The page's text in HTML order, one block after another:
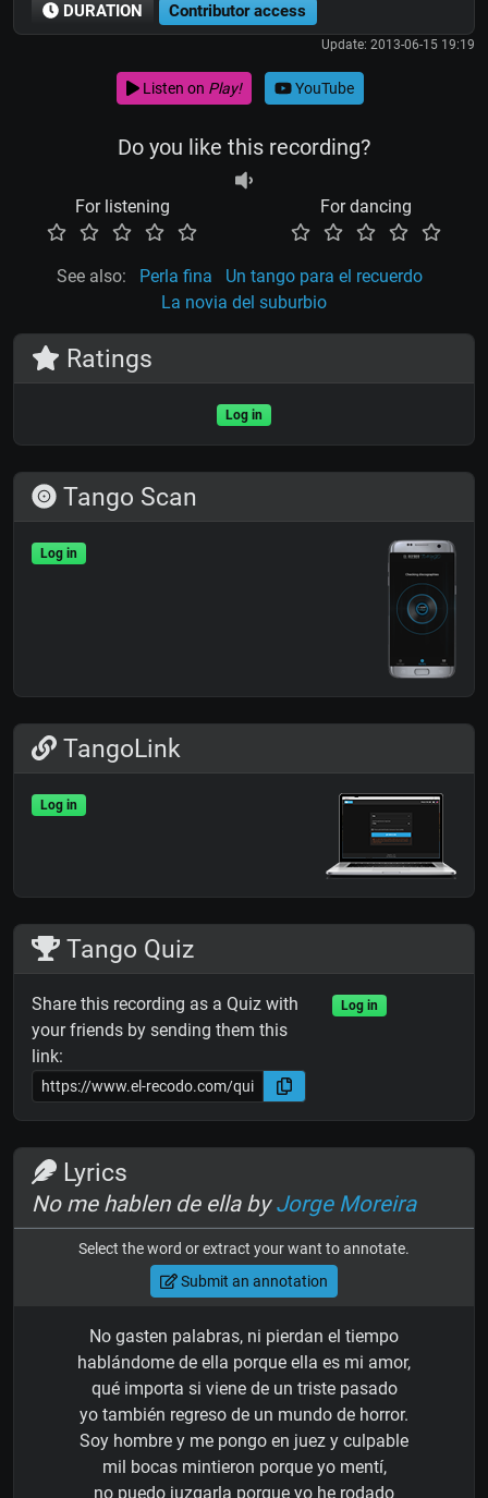
DURATION Contributor access
Update: 2013-06-15 19:19
Listen on Play! YouTube
Do you like this recording?
For listening For dancing
See also: Perla fina
Un tango para el recuerdo
La novia del suburbio
Ratings
Log in
Tango Scan
Log in
TangoLink
Log in
Tango Quiz
Share this recording as a Quiz with
your friends by sending them this
link:
Log in
Lyrics
No me hablen de ella byJorge Moreira
Select the word or extract your want to annotate.
Submit an annotation
No gasten palabras, ni pierdan el tiempo
hablándome de ella porque ella es mi amor,
qué importa si viene de un triste pasado
yo también regreso de un mundo de horror.
Soy hombre y me pongo en juez y culpable
mil bocas mintieron porque yo mentí,
no puedo juzgarla porque yo he rodado